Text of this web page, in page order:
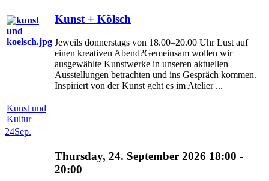
Kunst + Kölsch
Jeweils donnerstags von 18.00–20.00 Uhr Lust auf
einen kreativen Abend?Gemeinsam wollen wir
ausgewählte Kunstwerke in unseren aktuellen
Ausstellungen betrachten und ins Gespräch kommen.
Inspiriert von der Kunst geht es im Atelier ...
Kunst und
Kultur
24Sep.
Thursday, 24. September 2026 18:00 -
20:00